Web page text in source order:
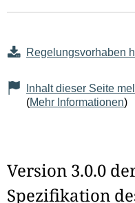
Regelungsvorhaben
Inhalt dieser Seite
(Mehr Informationen)
Version 3.0.0
Spezifikation